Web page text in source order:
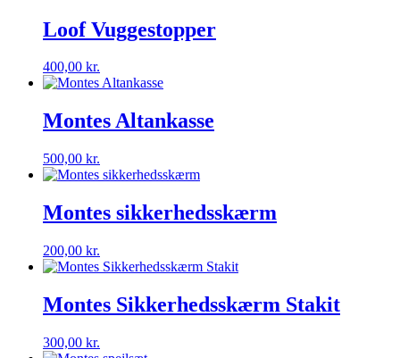
Loof Vuggestopper
400,00 kr.
Montes Altankasse
500,00 kr.
Montes sikkerhedsskærm
200,00 kr.
Montes Sikkerhedsskærm Stakit
300,00 kr.